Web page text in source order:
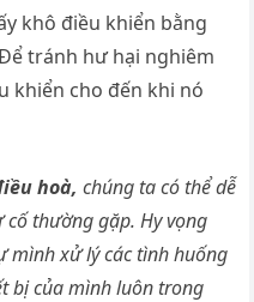
khô điều khiển bằng
tránh hư hại nghiêm
khiển cho đến khi nó
hoà, chúng ta có thể dễ
thường gặp. Hy vọng
mình xử lý các tình huống
bị của mình luôn trong